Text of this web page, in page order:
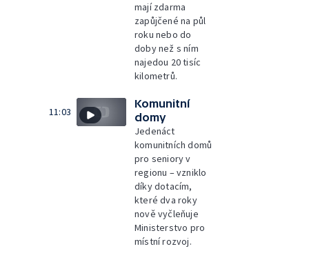
mají zdarma
zapůjčené na půl
roku nebo do
doby než s ním
najedou 20 tisíc
kilometrů.
11:03
Komunitní
domy
Jedenáct
komunitních domů
pro seniory v
regionu – vzniklo
díky dotacím,
které dva roky
nově vyčleňuje
Ministerstvo pro
místní rozvoj.